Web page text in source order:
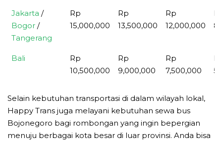
Jakarta /
Bogor /
Tangerang
Rp
15,000,000
Rp
13,500,000
Rp
12,000,000
Bali
Rp
10,500,000
Rp
9,000,000
Rp
7,500,000
Selain kebutuhan transportasi di dalam wilayah lokal,
Happy Trans juga melayani kebutuhan sewa bus
Bojonegoro bagi rombongan yang ingin bepergian
menuju berbagai kota besar di luar provinsi. Anda bisa